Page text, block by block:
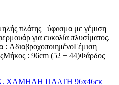
πλάτης ύφασμα με γέμιση
για ευκολία πλυσίματος.
: ΑδιαβροχοποιημένοΓέμιση
: 96cm (52 + 44)Φάρδος